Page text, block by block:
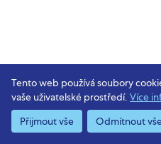
Tento web používá soubory
vaše uživatelské prostředí. Více
Přijmout vše
Odmítnout